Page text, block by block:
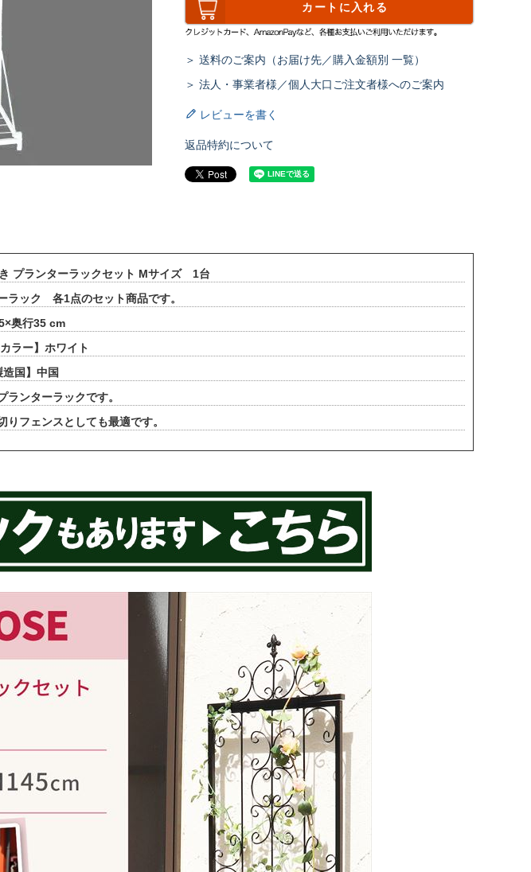
カートに入れる
＞ 送料のご案内（お届け先／購入金額別 一覧）
＞ 法人・事業者様／個人大口ご注文者様へのご案内
レビューを書く
返品特約について
プランターラックセット Мサイズ 1台
ラック 各1点のセット商品です。
奥行35 cm
ラー】ホワイト
国】中国
ンターラックです。
フェンスとしても最適です。